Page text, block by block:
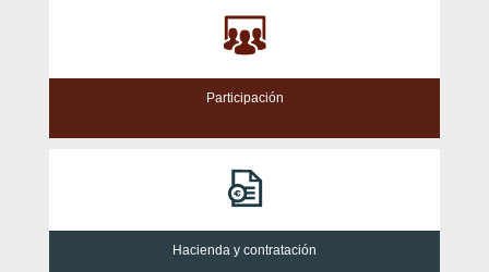
Participación
Hacienda y contratación